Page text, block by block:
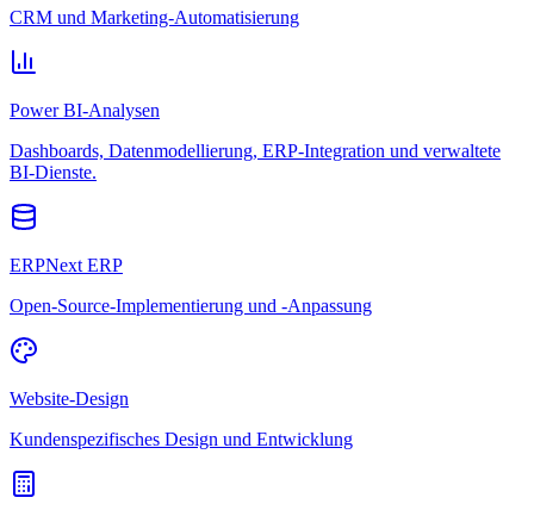
CRM und Marketing-Automatisierung
Power BI-Analysen
Dashboards, Datenmodellierung, ERP-Integration und verwaltete
BI-Dienste.
ERPNext ERP
Open-Source-Implementierung und -Anpassung
Website-Design
Kundenspezifisches Design und Entwicklung